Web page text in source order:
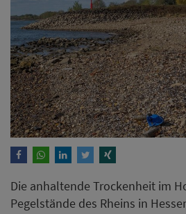
Die anhaltende Trockenheit im
Pegelstände des Rheins in